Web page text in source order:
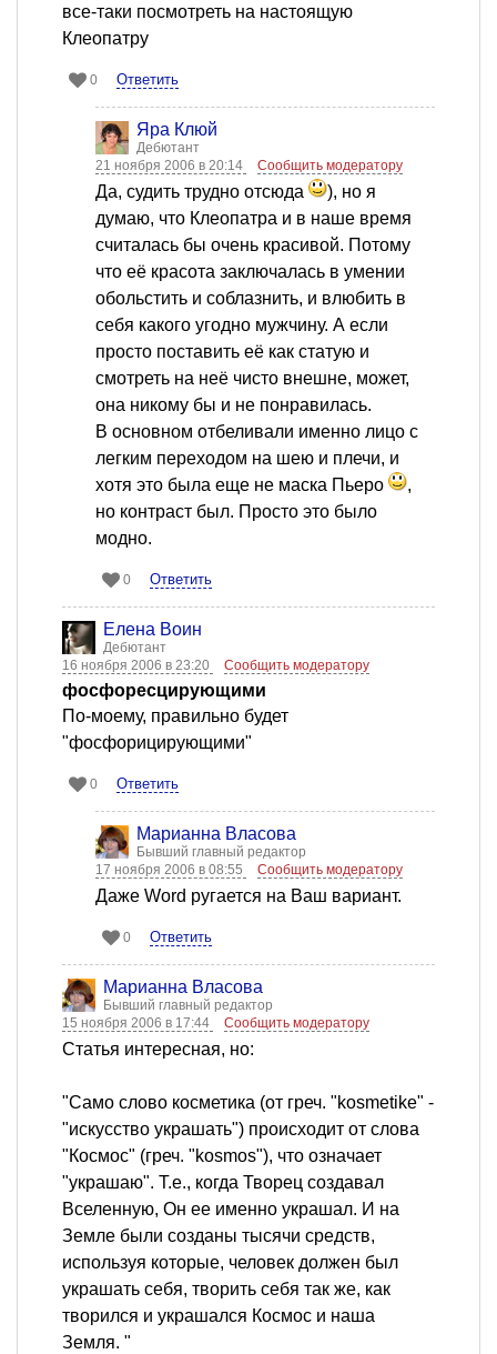
все-таки посмотреть на настоящую
Клеопатру
0 Ответить
Яра Клюй
Дебютант
21 ноября 2006 в 20:14
Сообщить модератору
Да, судить трудно отсюда
), но я
думаю, что Клеопатра и в наше время
считалась бы очень красивой. Потому
что её красота заключалась в умении
обольстить и соблазнить, и влюбить в
себя какого угодно мужчину. А если
просто поставить её как статую и
смотреть на неё чисто внешне, может,
она никому бы и не понравилась.
В основном отбеливали именно лицо с
легким переходом на шею и плечи, и
хотя это была еще не маска Пьеро
,
но контраст был. Просто это было
модно.
0 Ответить
Елена Воин
Дебютант
16 ноября 2006 в 23:20
Сообщить модератору
фосфоресцирующими
По-моему, правильно будет
"фосфорицирующими"
0 Ответить
Марианна Власова
Бывший главный редактор
17 ноября 2006 в 08:55
Сообщить модератору
Даже Word ругается на Ваш вариант.
0 Ответить
Марианна Власова
Бывший главный редактор
15 ноября 2006 в 17:44
Сообщить модератору
Статья интересная, но:
"Само слово косметика (от греч. "kosmetike" -
"искусство украшать") происходит от слова
"Космос" (греч. "kosmos"), что означает
"украшаю". Т.е., когда Творец создавал
Вселенную, Он ее именно украшал. И на
Земле были созданы тысячи средств,
используя которые, человек должен был
украшать себя, творить себя так же, как
творился и украшался Космос и наша
Земля. "